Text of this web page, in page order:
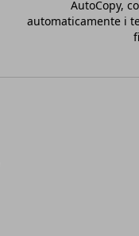
AutoCopy,
automaticamente i